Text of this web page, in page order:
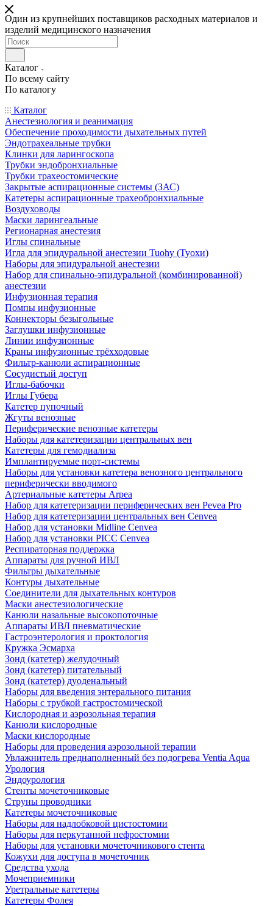
Один из крупнейших поставщиков расходных материалов и
изделий медицинского назначения
Каталог
По всему сайту
По каталогу
Каталог
Анестезиология и реанимация
Обеспечение проходимости дыхательных путей
Эндотрахеальные трубки
Клинки для ларингоскопа
Трубки эндобронхиальные
Трубки трахеостомические
Закрытые аспирационные системы (ЗАС)
Катетеры аспирационные трахеобронхиальные
Воздуховоды
Маски ларингеальные
Регионарная анестезия
Иглы спинальные
Игла для эпидуральной анестезии Tuohy (Туохи)
Наборы для эпидуральной анестезии
Набор для спинально-эпидуральной (комбинированной)
анестезии
Инфузионная терапия
Помпы инфузионные
Коннекторы безыгольные
Заглушки инфузионные
Линии инфузионные
Краны инфузионные трёхходовые
Фильтр-канюли аспирационные
Сосудистый доступ
Иглы-бабочки
Иглы Губера
Катетер пупочный
Жгуты венозные
Периферические венозные катетеры
Наборы для катетеризации центральных вен
Катетеры для гемодиализа
Имплантируемые порт‑системы
Наборы для установки катетера венозного центрального
периферически вводимого
Артериальные катетеры Arpea
Набор для катетеризации периферических вен Pevea Pro
Набор для катетеризации центральных вен Cenvea
Набор для установки Midline Cenvea
Набор для установки PICC Cenvea
Респираторная поддержка
Аппараты для ручной ИВЛ
Фильтры дыхательные
Контуры дыхательные
Соединители для дыхательных контуров
Маски анестезиологические
Канюли назальные высокопоточные
Аппараты ИВЛ пневматические
Гастроэнтерология и проктология
Кружка Эсмарха
Зонд (катетер) желудочный
Зонд (катетер) питательный
Зонд (катетер) дуоденальный
Наборы для введения энтерального питания
Наборы с трубкой гастростомической
Кислородная и аэрозольная терапия
Канюли кислородные
Маски кислородные
Наборы для проведения аэрозольной терапии
Увлажнитель преднаполненный без подогрева Ventia Aqua
Урология
Эндоурология
Стенты мочеточниковые
Струны проводники
Катетеры мочеточниковые
Наборы для надлобковой цистостомии
Наборы для перкутанной нефростомии
Наборы для установки мочеточникового стента
Кожухи для доступа в мочеточник
Средства ухода
Мочеприемники
Уретральные катетеры
Катетеры Фолея